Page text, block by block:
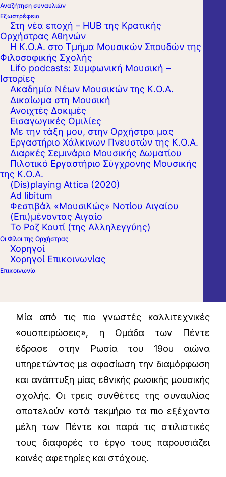
Αναζήτηση συναυλιών
Εξωστρέφεια
Στη νέα εποχή – HUB της Κρατικής
Ορχήστρας Αθηνών
Η Κ.Ο.Α. στο Τμήμα Μουσικών Σπουδών της
Φιλοσοφικής Σχολής
Lifo podcasts: Συμφωνική Μουσική –
Ιστορίες
Ακαδημία Νέων Μουσικών της Κ.Ο.Α.
Δικαίωμα στη Μουσική
Ανοιχτές Δοκιμές
Εισαγωγικές Ομιλίες
Με την τάξη μου, στην Ορχήστρα μας
Εργαστήριo Χάλκινων Πνευστών της Κ.Ο.Α.
Διαρκές Σεμινάριο Μουσικής Δωματίου
Πιλοτικό Εργαστήριο Σύγχρονης Μουσικής
της Κ.Ο.Α.
(Dis)playing Attica (2020)
Ad libitum
Φεστιβάλ «ΜουσιΚώς» Νοτίου Αιγαίου
(Επι)μένοντας Αιγαίο
Το Ροζ Κουτί (της Αλληλεγγύης)
Οι Φίλοι της Ορχήστρας
Χορηγοί
Χορηγοί Επικοινωνίας
Επικοινωνία
χαρακτηριστικές σελίδες του
ρωσικού ρεπερτορίου
Παρ. 04 Μαΐου 2012 20:30
ΜΕΓΑΡΟ ΜΟΥΣΙΚΗΣ ΑΘΗΝΩΝ
Αίθουσα Χρήστος Λαμπράκης
Μία από τις πιο γνωστές καλλιτεχνικές
«συσπειρώσεις», η Ομάδα των Πέντε
έδρασε στην Ρωσία του 19ου αιώνα
υπηρετώντας με αφοσίωση την διαμόρφωση
και ανάπτυξη μίας εθνικής ρωσικής μουσικής
σχολής. Οι τρεις συνθέτες της συναυλίας
αποτελούν κατά τεκμήριο τα πιο εξέχοντα
μέλη των Πέντε και παρά τις στιλιστικές
τους διαφορές το έργο τους παρουσιάζει
κοινές αφετηρίες και στόχους.